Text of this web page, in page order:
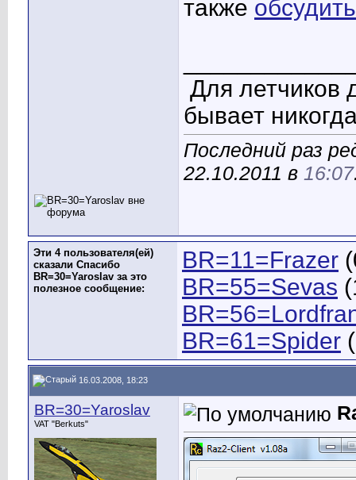
также
Для летчиков
бывает
Последний раз
22.10.2011 в 16:07
Эти 4 пользователя(ей)
сказали Спасибо
BR=30=Yaroslav за это
полезное сообщение:
BR=11=Frazer
BR=55=Sevas
BR=61=Spider
16.03.2008, 18:23
BR=30=Yaroslav
VAT "Berkuts"